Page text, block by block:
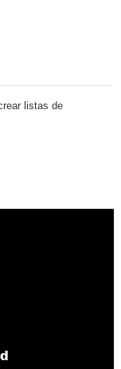
listas de